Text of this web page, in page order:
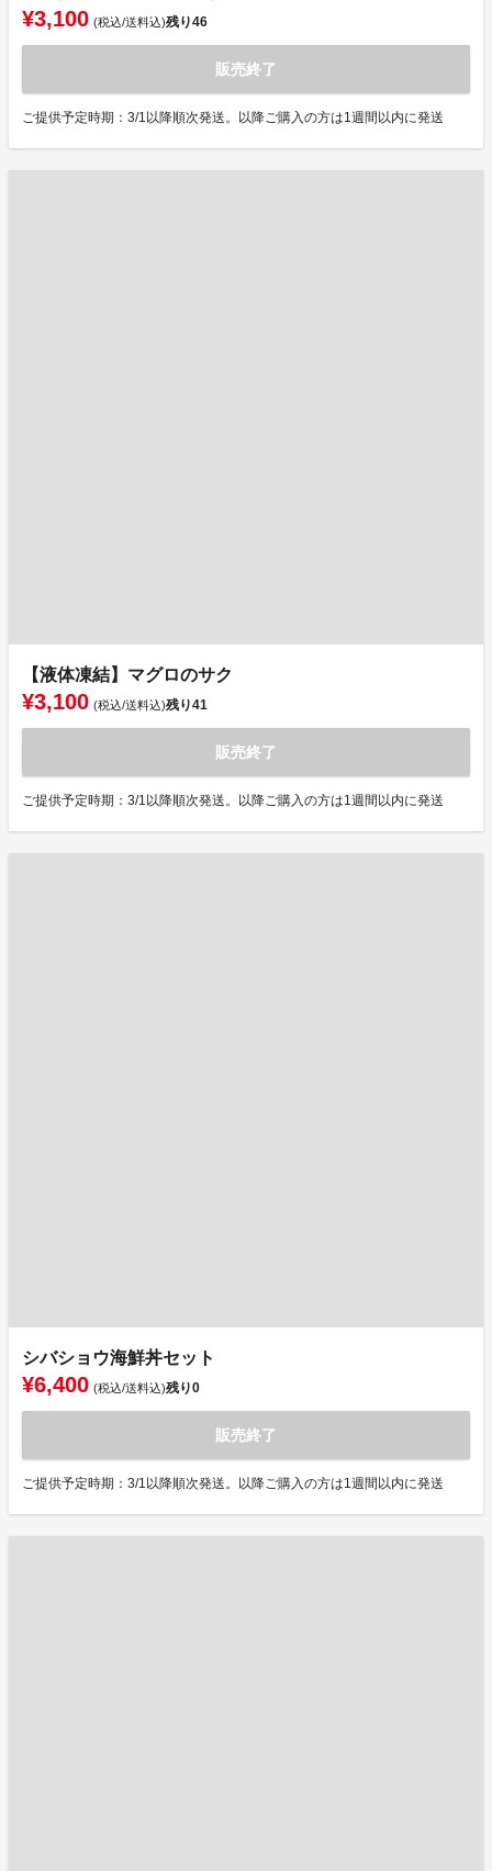
¥3,100 (税込/送料込)残り46
販売終了
ご提供予定時期：3/1以降順次発送。以降ご購入の方は1週間以内に発送
【液体凍結】マグロのサク
¥3,100 (税込/送料込)残り41
販売終了
ご提供予定時期：3/1以降順次発送。以降ご購入の方は1週間以内に発送
シバショウ海鮮丼セット
¥6,400 (税込/送料込)残り0
販売終了
ご提供予定時期：3/1以降順次発送。以降ご購入の方は1週間以内に発送